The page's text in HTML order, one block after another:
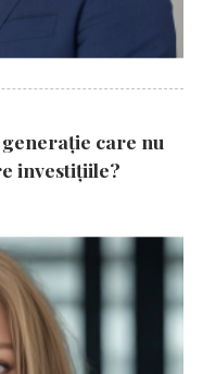
care nu
investițiile?